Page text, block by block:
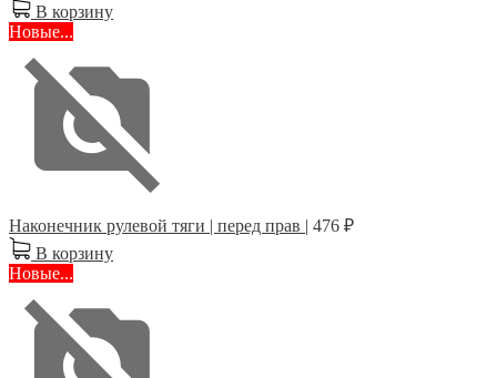
В корзину
Новые...
Наконечник рулевой тяги | перед прав | 476 ₽
В корзину
Новые...